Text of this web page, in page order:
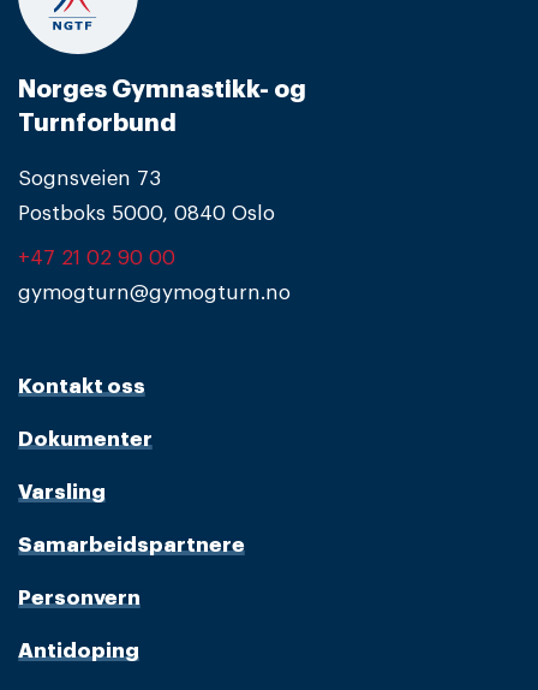
Norges Gymnastikk- og
Turnforbund
Sognsveien 73
Postboks 5000, 0840 Oslo
+47 21 02 90 00
gymogturn@gymogturn.no
Kontakt oss
Dokumenter
Varsling
Samarbeidspartnere
Personvern
Antidoping